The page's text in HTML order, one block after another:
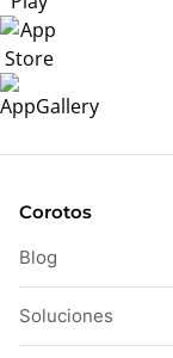
Corotos
Blog
Soluciones